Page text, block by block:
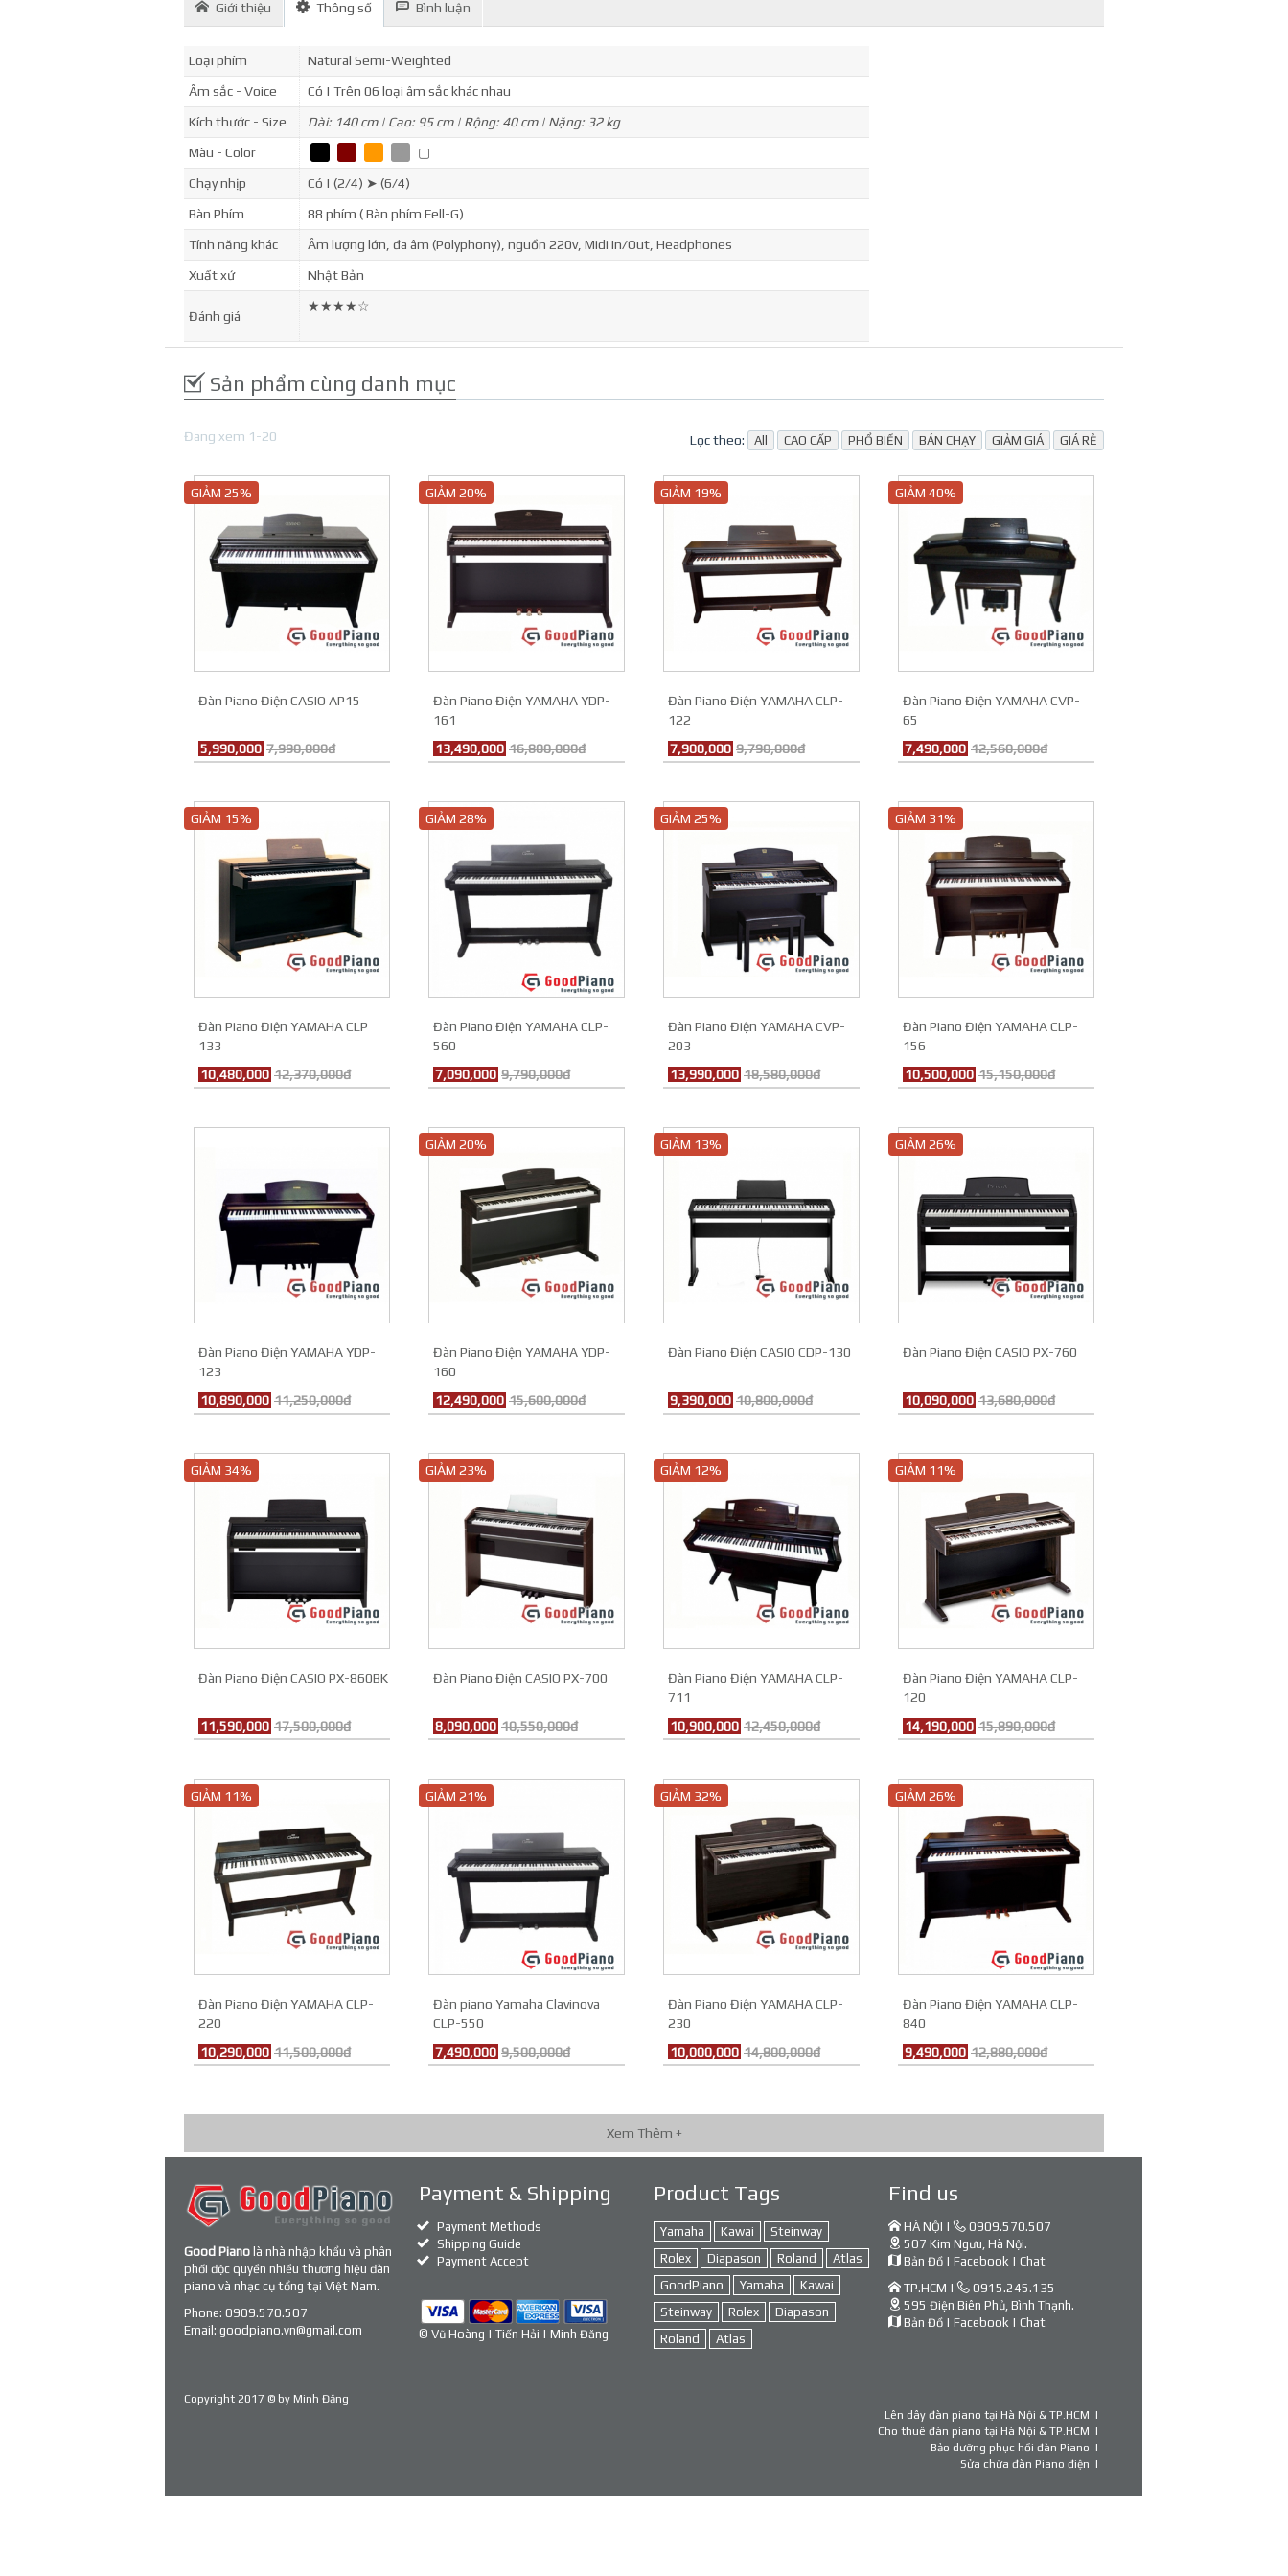
Giới thiệu Thông số Bình luận
Loại phím
Natural Semi-Weighted
Âm sắc - Voice
Có | Trên 06 loại âm sắc khác nhau
Kích thước - Size
Dài: 140 cm | Cao: 95 cm | Rộng: 40 cm | Nặng: 32 kg
Màu - Color
▢
Chạy nhịp
Có | (2/4) ➤ (6/4)
Bàn Phím
88 phím ( Bàn phím Fell-G)
Tính năng khác
Âm lượng lớn, đa âm (Polyphony), nguồn 220v, Midi In/Out, Headphones
Xuất xứ
Nhật Bản
Đánh giá
★★★★☆
Sản phẩm cùng danh mục
Đang xem 1-20 Lọc theo: All CAO CẤP PHỔ BIẾN BÁN CHẠY GIẢM GIÁ GIÁ RẺ
GIẢM 25%
Đàn Piano Điện CASIO AP15
5,990,000 7,990,000đ
GIẢM 20%
Đàn Piano Điện YAMAHA YDP-
161
13,490,000 16,800,000đ
GIẢM 19%
Đàn Piano Điện YAMAHA CLP-
122
7,900,000 9,790,000đ
GIẢM 40%
Đàn Piano Điện YAMAHA CVP-
65
7,490,000 12,560,000đ
GIẢM 15%
Đàn Piano Điện YAMAHA CLP
133
10,480,000 12,370,000đ
GIẢM 28%
Đàn Piano Điện YAMAHA CLP-
560
7,090,000 9,790,000đ
GIẢM 25%
Đàn Piano Điện YAMAHA CVP-
203
13,990,000 18,580,000đ
GIẢM 31%
Đàn Piano Điện YAMAHA CLP-
156
10,500,000 15,150,000đ
Đàn Piano Điện YAMAHA YDP-
123
10,890,000 11,250,000đ
GIẢM 20%
Đàn Piano Điện YAMAHA YDP-
160
12,490,000 15,600,000đ
GIẢM 13%
Đàn Piano Điện CASIO CDP-130
9,390,000 10,800,000đ
GIẢM 26%
Đàn Piano Điện CASIO PX-760
10,090,000 13,680,000đ
GIẢM 34%
Đàn Piano Điện CASIO PX-860BK
11,590,000 17,500,000đ
GIẢM 23%
Đàn Piano Điện CASIO PX-700
8,090,000 10,550,000đ
GIẢM 12%
Đàn Piano Điện YAMAHA CLP-
711
10,900,000 12,450,000đ
GIẢM 11%
Đàn Piano Điện YAMAHA CLP-
120
14,190,000 15,890,000đ
GIẢM 11%
Đàn Piano Điện YAMAHA CLP-
220
10,290,000 11,500,000đ
GIẢM 21%
Đàn piano Yamaha Clavinova
CLP-550
7,490,000 9,500,000đ
GIẢM 32%
Đàn Piano Điện YAMAHA CLP-
230
10,000,000 14,800,000đ
GIẢM 26%
Đàn Piano Điện YAMAHA CLP-
840
9,490,000 12,880,000đ
Xem Thêm +
Good Piano là nhà nhập khẩu và phân
phối độc quyền nhiều thương hiệu đàn
piano và nhạc cụ tổng tại Việt Nam.
Phone: 0909.570.507
Email: goodpiano.vn@gmail.com
Payment & Shipping
Payment Methods
Shipping Guide
Payment Accept
© Vũ Hoàng | Tiến Hải | Minh Đăng
Product Tags
Yamaha Kawai
Steinway
Rolex
Diapason Roland
Atlas
GoodPiano
Yamaha
Kawai
Steinway
Rolex
Diapason
Roland
Atlas
Find us
HÀ NỘI |
0909.570.507
507 Kim Ngưu, Hà Nội.
Bản Đồ | Facebook | Chat
TP.HCM |
0915.245.135
595 Điện Biên Phủ, Bình Thạnh.
Bản Đồ | Facebook | Chat
Copyright 2017 © by Minh Đăng
Lên dây đàn piano tại Hà Nội & TP.HCM
Cho thuê đàn piano tại Hà Nội & TP.HCM
Bảo dưỡng phục hồi đàn Piano
Sửa chữa đàn Piano điện